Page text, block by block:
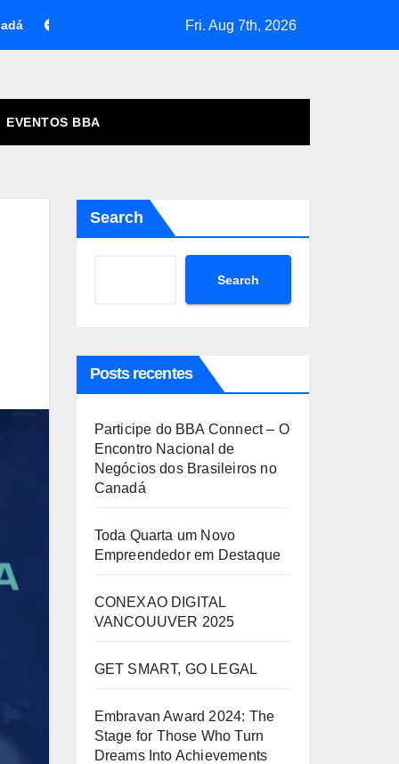
Toda Quarta um Novo Empreendedor em Destaque
Fri. Aug 7th, 2026
EVENTOS BBA
Search
Search
Posts recentes
Participe do BBA Connect – O
Encontro Nacional de
Negócios dos Brasileiros no
Canadá
Toda Quarta um Novo
Empreendedor em Destaque
CONEXAO DIGITAL
VANCOUUVER 2025
GET SMART, GO LEGAL
Embravan Award 2024: The
Stage for Those Who Turn
Dreams Into Achievements